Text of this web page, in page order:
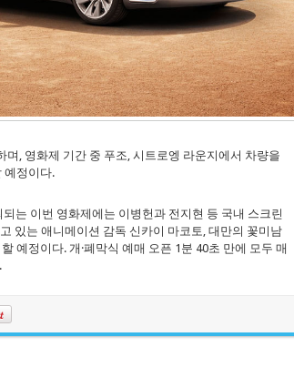
, 영화제 기간 중 푸조, 시트로엥 라운지에서 차량을
예정이다.
는 이번 영화제에는 이병헌과 전지현 등 국내 스크린
있는 애니메이션 감독 신카이 마코토, 대만의 꽃미남
예정이다. 개·폐막식 예매 오픈 1분 40초 만에 모두 매